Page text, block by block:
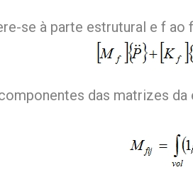
se à parte estrutural e f
das matrizes